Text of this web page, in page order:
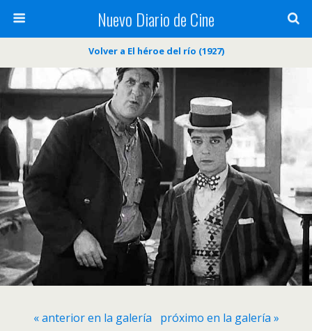
Nuevo Diario de Cine
Volver a El héroe del río (1927)
« anterior en la galería próximo en la galería »